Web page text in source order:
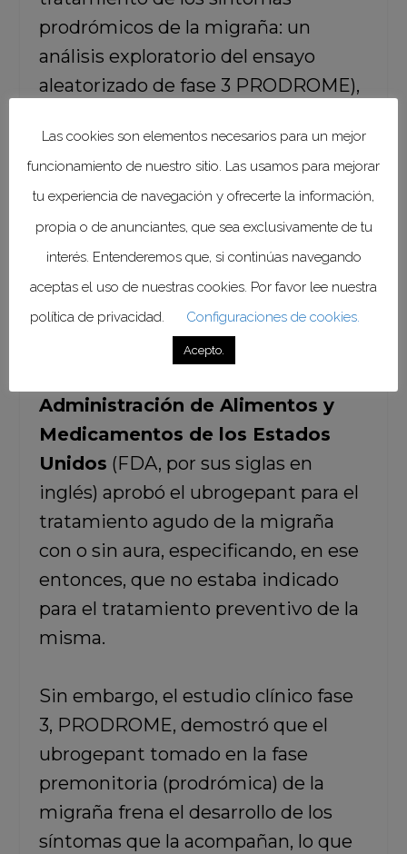
prodrómicos de la migraña: un
análisis exploratorio del ensayo
aleatorizado de fase 3 PRODROME),
del ubrogepant de 100 mg en la fase
premonitoria (prodrómica) de la
migraña, demostró que, usado en
ese momento, frena el desarrollo de
los síntomas característicos de la
condición.
Vale la pena mencionar que en
Administración de Alimentos y
Medicamentos de los Estados
Unidos (FDA, por sus siglas en
inglés) aprobó el ubrogepant para el
tratamiento agudo de la migraña
con o sin aura, especificando, en ese
entonces, que no estaba indicado
para el tratamiento preventivo de la
misma.
Sin embargo, el estudio clínico fase
3, PRODROME, demostró que el
ubrogepant tomado en la fase
premonitoria (prodrómica) de la
migraña frena el desarrollo de los
síntomas que la acompañan, lo que
Las cookies son elementos necesarios para un mejor
funcionamiento de nuestro sitio. Las usamos para mejorar
tu experiencia de navegación y ofrecerte la información,
propia o de anunciantes, que sea exclusivamente de tu
interés. Entenderemos que, si continúas navegando
aceptas el uso de nuestras cookies. Por favor lee nuestra
política de privacidad.
Configuraciones de cookies.
Acepto.